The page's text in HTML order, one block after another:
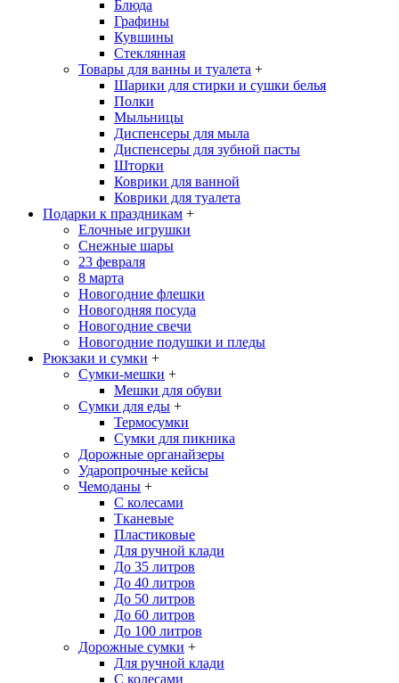
Блюда
Графины
Кувшины
Стеклянная
Товары для ванны и туалета +
Шарики для стирки и сушки белья
Полки
Мыльницы
Диспенсеры для мыла
Диспенсеры для зубной пасты
Шторки
Коврики для ванной
Коврики для туалета
Подарки к праздникам +
Елочные игрушки
Снежные шары
23 февраля
8 марта
Новогодние флешки
Новогодняя посуда
Новогодние свечи
Новогодние подушки и пледы
Рюкзаки и сумки +
Сумки-мешки +
Мешки для обуви
Сумки для еды +
Термосумки
Сумки для пикника
Дорожные органайзеры
Ударопрочные кейсы
Чемоданы +
С колесами
Тканевые
Пластиковые
Для ручной клади
До 35 литров
До 40 литров
До 50 литров
До 60 литров
До 100 литров
Дорожные сумки +
Для ручной клади
С колесами